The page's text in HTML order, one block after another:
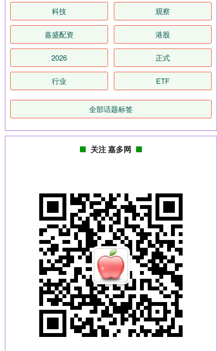
科技 观察
嘉盛配资 港股
2026 正式
行业 ETF
全部话题标签
关注 嘉多网